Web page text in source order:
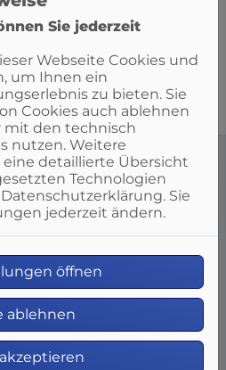
zum Thema
in Kombination mit einer
Vorteile
und persönliche
Sie jederzeit
Webseite Cookies und
um Ihnen ein
zu bieten. Sie
Cookies auch ablehnen
mit den technisch
nutzen. Weitere
detaillierte Übersicht
Technologien
Sie
jederzeit ändern.
öffnen
ablehnen